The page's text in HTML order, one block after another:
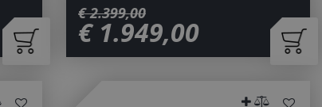
€ 2.399,00
€ 1.949,00